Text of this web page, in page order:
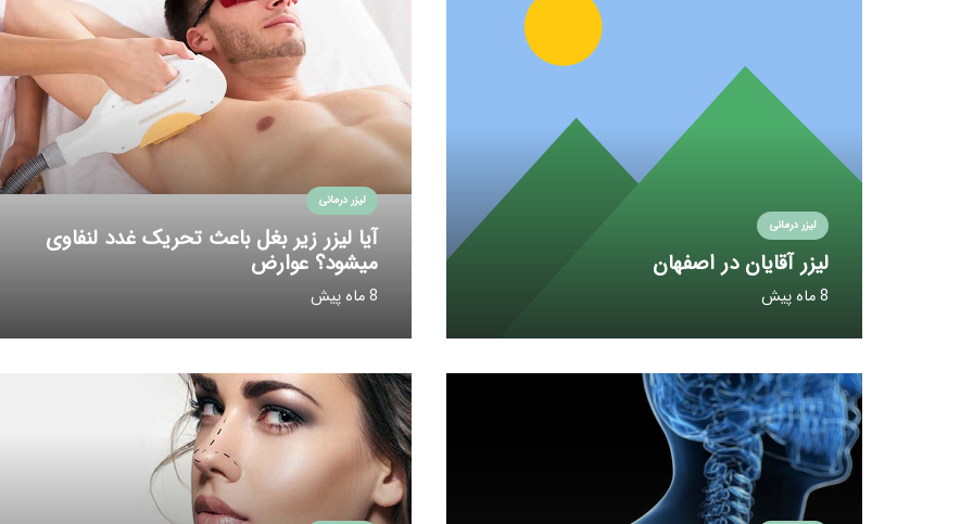
لیزر درمانی
لیزر آقایان در اصفهان
8 ماه پیش
لیزر درمانی
آیا لیزر زیر بغل باعث تحریک غدد لنفاوی
میشود؟ عوارض
8 ماه پیش